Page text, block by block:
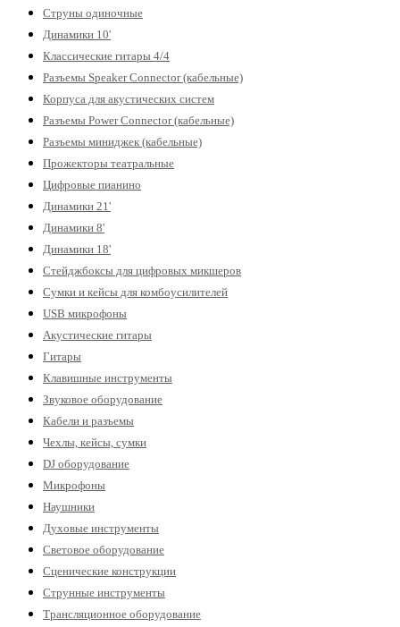
Струны одиночные
Динамики 10'
Классические гитары 4/4
Разъемы Speaker Connector (кабельные)
Корпуса для акустических систем
Разъемы Power Connector (кабельные)
Разъемы миниджек (кабельные)
Прожекторы театральные
Цифровые пианино
Динамики 21'
Динамики 8'
Динамики 18'
Стейджбоксы для цифровых микшеров
Сумки и кейсы для комбоусилителей
USB микрофоны
Акустические гитары
Гитары
Клавишные инструменты
Звуковое оборудование
Кабели и разъемы
Чехлы, кейсы, сумки
DJ оборудование
Микрофоны
Наушники
Духовые инструменты
Световое оборудование
Сценические конструкции
Струнные инструменты
Трансляционное оборудование